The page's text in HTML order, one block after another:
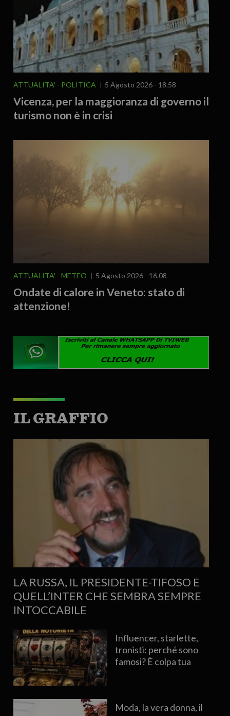
ATTUALITA' POLITICA 5 Agosto 2026 - 18.58
Vicenza, per la maggioranza di governo il
turismo non è in crisi
ATTUALITA' METEO 5 Agosto 2026 - 16.08
Ondate di calore in Veneto: stato di
attenzione!
IL GRAFFIO
LA RUSSA, IL PRESIDENTE-TIFOSO E
QUELL’INTER CHE SEMBRA SEMPRE
INTOCCABILE
Influencer, starlette,
tronisti: perché sono
famosi? È colpa tua
Moda, la vera donna, il